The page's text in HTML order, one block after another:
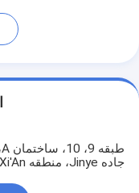
جاده Jinye، منطقه Gaoxin، Xi'An، استان Shaanxi، چین.